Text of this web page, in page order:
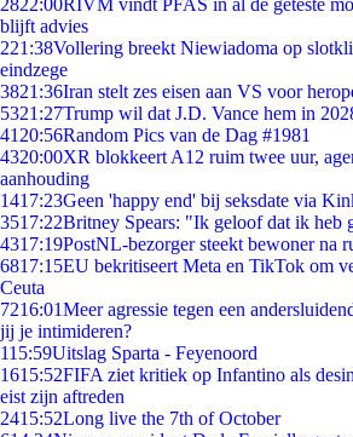
2822:00RIVM vindt PFAS in al de geteste
blijft advies
221:38Vollering breekt Niewiadoma op
eindzege
3821:36Iran stelt zes eisen aan VS voor
5321:27Trump wil dat J.D. Vance hem in
41 20:56Random Pics van de Dag #1981
4320:00XR blokkeert A12 ruim twee uur,
aanhouding
1417:23Geen 'happy end' bij seksdate via
3517:22Britney Spears: "Ik geloof dat ik heb
4317:19PostNL-bezorger steekt bewoner na
6817:15EU bekritiseert Meta en TikTok om
Ceuta
7216:01Meer agressie tegen een
jij je intimideren?
115:59Uitslag Sparta - Feyenoord
1615:52FIFA ziet kritiek op Infantino als
eist zijn aftreden
2415:52Long live the 7th of October